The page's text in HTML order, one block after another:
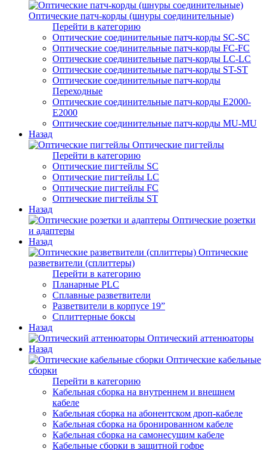
Оптические патч-корды (шнуры соединительные)
Перейти в категорию
Оптические соединительные патч-корды SC-SC
Оптические соединительные патч-корды FC-FC
Оптические соединительные патч-корды LC-LC
Оптические соединительные патч-корды ST-ST
Оптические соединительные патч-корды
Переходные
Оптические соединительные патч-корды E2000-
E2000
Оптические соединительные патч-корды MU-MU
Назад
Оптические пигтейлы
Перейти в категорию
Оптические пигтейлы SC
Оптические пигтейлы LC
Оптические пигтейлы FC
Оптические пигтейлы ST
Назад
Оптические розетки
и адаптеры
Назад
Оптические
разветвители (сплиттеры)
Перейти в категорию
Планарные PLC
Сплавные разветвители
Разветвители в корпусе 19”
Сплиттерные боксы
Назад
Оптический аттенюаторы
Назад
Оптические кабельные
сборки
Перейти в категорию
Кабельная сборка на внутреннем и внешнем
кабеле
Кабельная сборка на абонентском дроп-кабеле
Кабельная сборка на бронированном кабеле
Кабельная сборка на самонесущим кабеле
Кабельные сборки в защитной гофре